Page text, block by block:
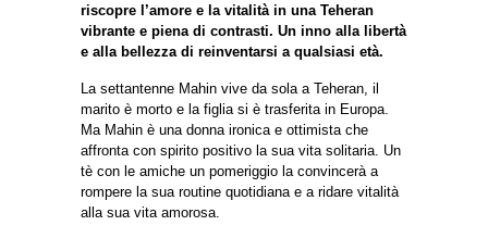
riscopre l’amore e la vitalità in una Teheran
vibrante e piena di contrasti. Un inno alla libertà
e alla bellezza di reinventarsi a qualsiasi età.
La settantenne Mahin vive da sola a Teheran, il
marito è morto e la figlia si è trasferita in Europa.
Ma Mahin è una donna ironica e ottimista che
affronta con spirito positivo la sua vita solitaria. Un
tè con le amiche un pomeriggio la convincerà a
rompere la sua routine quotidiana e a ridare vitalità
alla sua vita amorosa.